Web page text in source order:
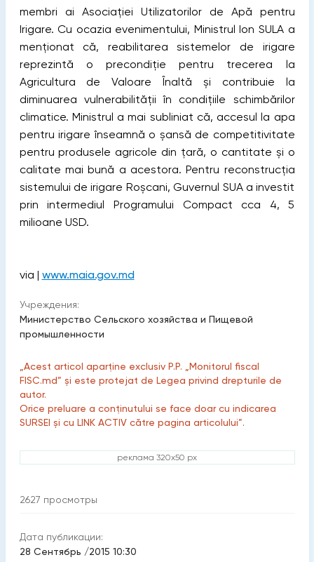
membri ai Asociației Utilizatorilor de Apă pentru
Irigare. Cu ocazia evenimentului, Ministrul Ion SULA a
menționat că, reabilitarea sistemelor de irigare
reprezintă o precondiție pentru trecerea la
Agricultura de Valoare Înaltă și contribuie la
diminuarea vulnerabilităţii în condiţiile schimbărilor
climatice. Ministrul a mai subliniat că, accesul la apa
pentru irigare înseamnă o șansă de competitivitate
pentru produsele agricole din țară, o cantitate și o
calitate mai bună a acestora. Pentru reconstrucția
sistemului de irigare Roșcani, Guvernul SUA a investit
prin intermediul Programului Compact cca 4, 5
milioane USD.
via | www.maia.gov.md
Учреждения:
Министерство Сельского хозяйства и Пищевой
промышленности
„Acest articol aparține exclusiv P.P. „Monitorul fiscal
FISC.md” și este protejat de Legea privind drepturile de
autor.
Orice preluare a conținutului se face doar cu indicarea
SURSEI și cu LINK ACTIV către pagina articolului”.
реклама 320x50 px
2627 просмотры
Дата публикации:
28 Сентябрь /2015 10:30